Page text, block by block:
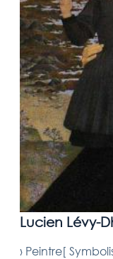
Lucien Lévy-
› Peintre[